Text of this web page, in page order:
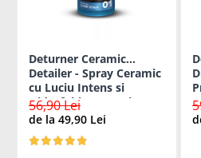
Deturner Ceramic
Detailer - Spray Ceramic
cu Luciu Intens si
Hidrofobie Puternica
250ml
56,90 Lei
de la 49,90 Lei